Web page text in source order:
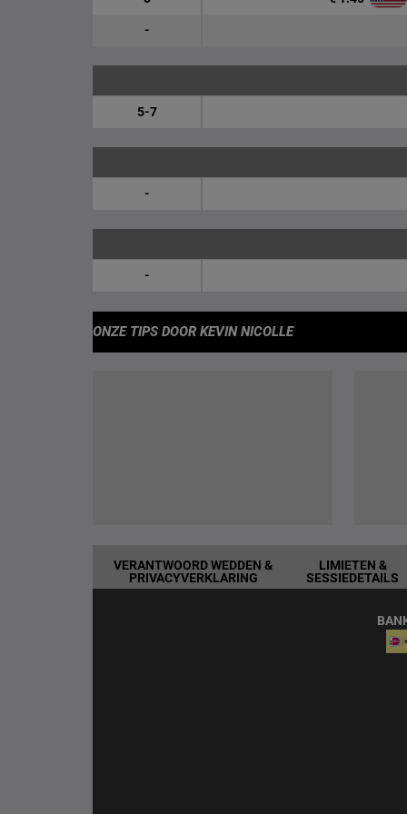
-
5-7
-
-
ONZE TIPS DOOR KEVIN NICOLLE
VERANTWOORD WEDDEN &
PRIVACYVERKLARING
LIMIETEN &
SESSIEDETAILS